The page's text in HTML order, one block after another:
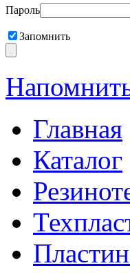
Пароль
Запомнить
Главная
Каталог